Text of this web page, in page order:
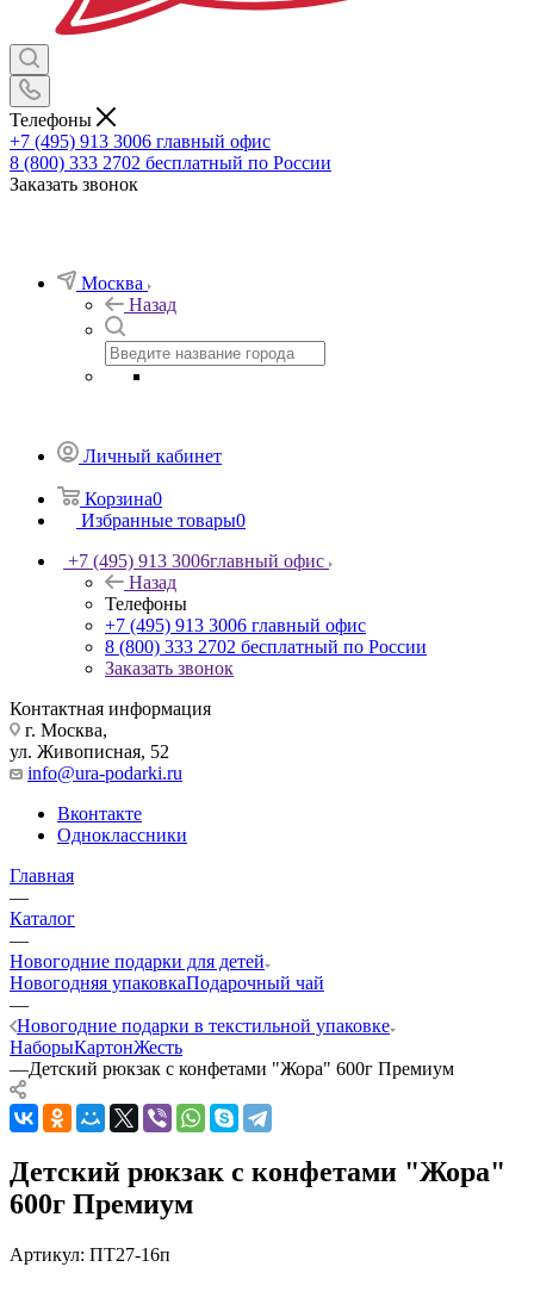
Телефоны
+7 (495) 913 3006 главный офис
8 (800) 333 2702 бесплатный по России
Заказать звонок
Москва
Назад
Личный кабинет
Корзина0
Избранные товары0
+7 (495) 913 3006главный офис
Назад
Телефоны
+7 (495) 913 3006 главный офис
8 (800) 333 2702 бесплатный по России
Заказать звонок
Контактная информация
г. Москва,
ул. Живописная, 52
info@ura-podarki.ru
Вконтакте
Одноклассники
Главная
—
Каталог
—
Новогодние подарки для детей
Новогодняя упаковкаПодарочный чай
—
Новогодние подарки в текстильной упаковке
НаборыКартонЖесть
—Детский рюкзак с конфетами "Жора" 600г Премиум
Детский рюкзак с конфетами "Жора"
600г Премиум
Артикул: ПТ27-16п